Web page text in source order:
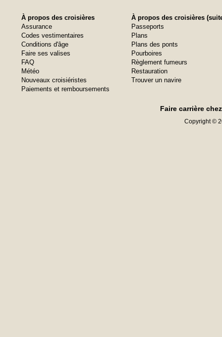
À propos des croisières
Assurance
Codes vestimentaires
Conditions d'âge
Faire ses valises
FAQ
Météo
Nouveaux croisiéristes
Paiements et remboursements
À propos des croisières
Passeports
Plans
Plans des ponts
Pourboires
Règlement fumeurs
Restauration
Trouver un navire
Faire carrière
Copyright ©